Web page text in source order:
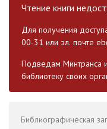
Чтение книги
Для получения
00-31 или эл. почте
Подведам Минтранса
библиотеку своих
Библиографическая